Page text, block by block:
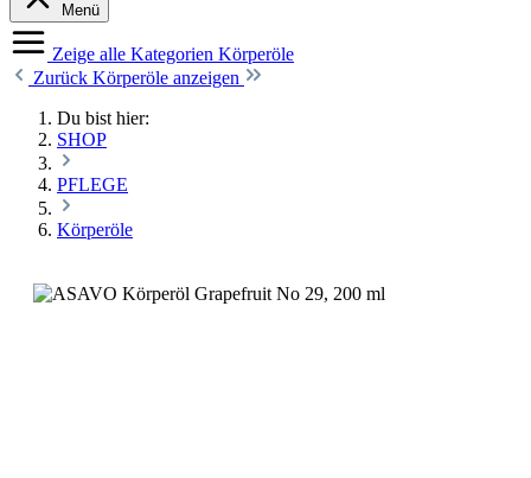
Menü
Zeige alle Kategorien Körperöle
Zurück Körperöle anzeigen
Du bist hier:
SHOP
PFLEGE
Körperöle